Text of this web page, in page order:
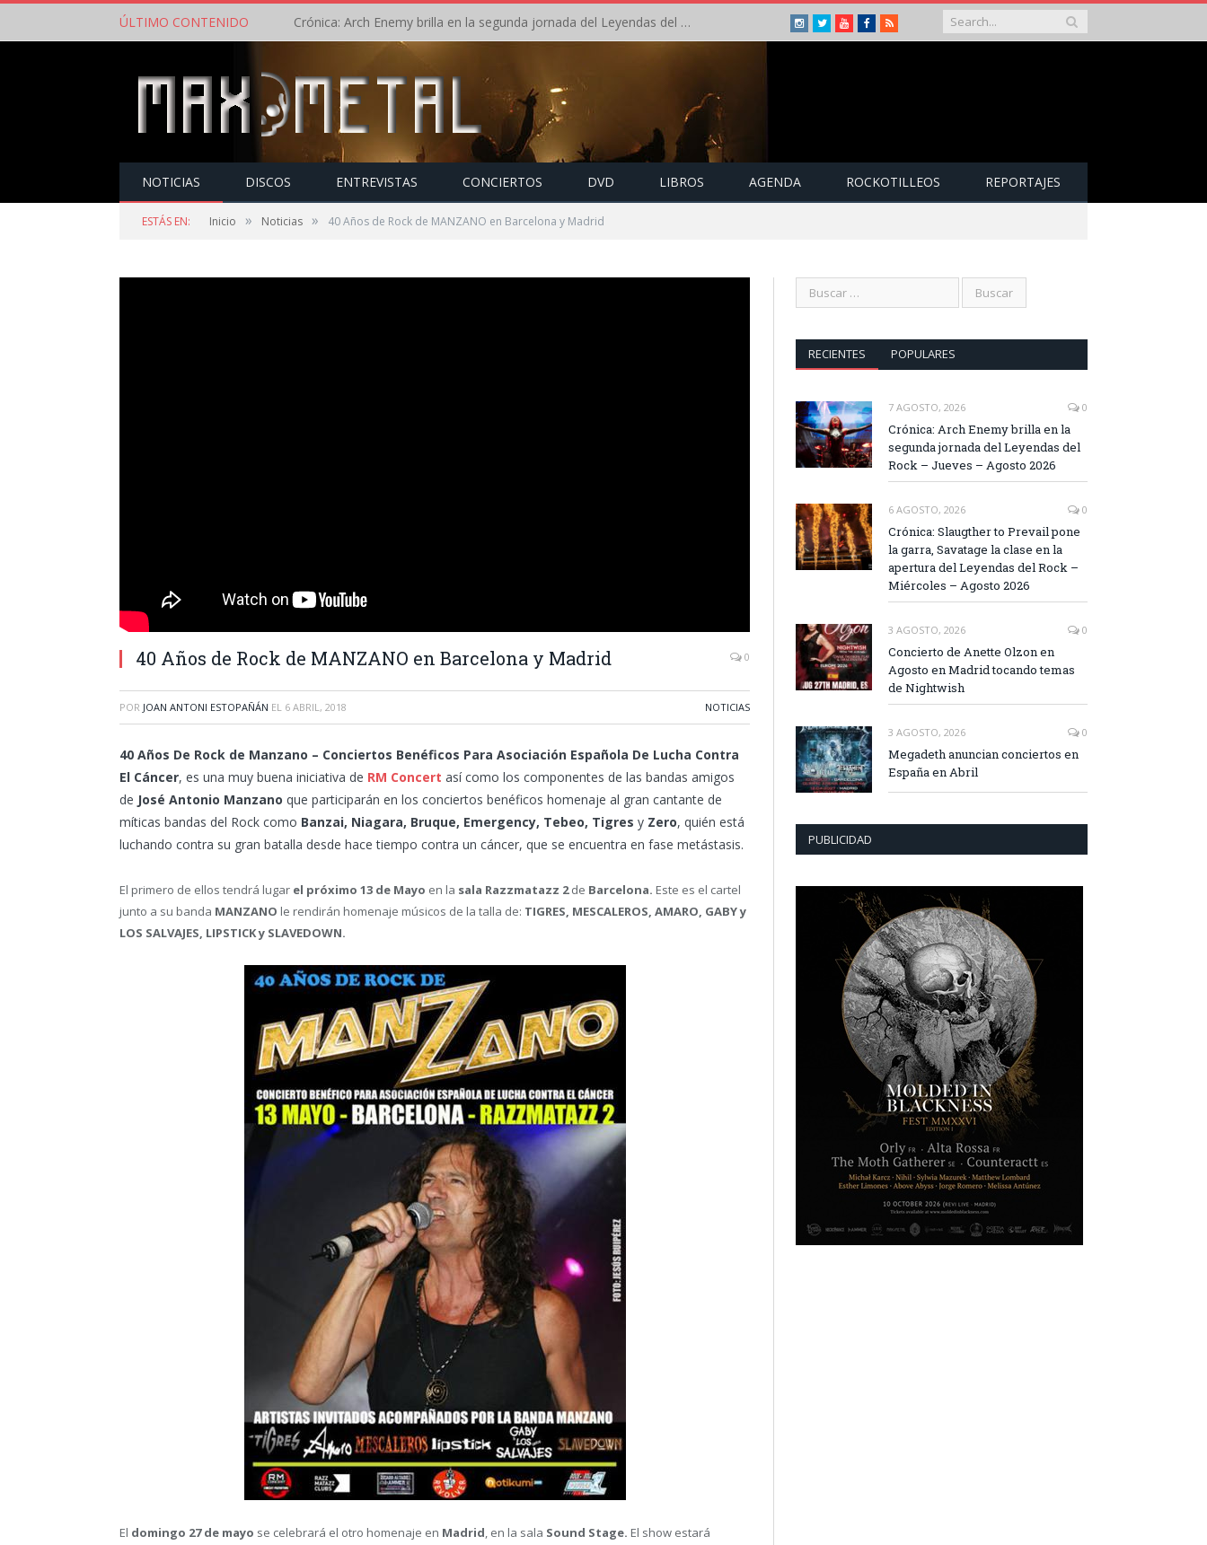
ÚLTIMO CONTENIDO Crónica: Arch Enemy brilla en la segunda jornada del Leyendas del Rock – Jueves – Agosto 2026 Instagram
TwitterYoutubeFacebook
RSS
NOTICIAS DISCOS ENTREVISTAS CONCIERTOS DVD LIBROS AGENDA ROCKOTILLEOS REPORTAJES
ESTÁS EN: Inicio » Noticias » 40 Años de Rock de MANZANO en Barcelona y Madrid
40 Años de Rock de MANZANO en Barcelona y Madrid 0
POR JOAN ANTONI ESTOPAÑÁN EL 6 ABRIL, 2018 NOTICIAS
40 Años De Rock de Manzano – Conciertos Benéficos Para Asociación Española De Lucha Contra
El Cáncer, es una muy buena iniciativa de RM Concert así como los componentes de las bandas amigos
de José Antonio Manzano que participarán en los conciertos benéficos homenaje al gran cantante de
míticas bandas del Rock como Banzai, Niagara, Bruque, Emergency, Tebeo, Tigres y Zero, quién está
luchando contra su gran batalla desde hace tiempo contra un cáncer, que se encuentra en fase metástasis.
El primero de ellos tendrá lugar el próximo 13 de Mayo en la sala Razzmatazz 2de Barcelona. Este es el cartel
junto a su banda MANZANO le rendirán homenaje músicos de la talla de: TIGRES, MESCALEROS, AMARO, GABY y
LOS SALVAJES, LIPSTICK y SLAVEDOWN.
El domingo 27 de mayo se celebrará el otro homenaje en Madrid, en la sala Sound Stage. El show estará
RECIENTES POPULARES
7 AGOSTO, 2026 0
Crónica: Arch Enemy brilla en la
segunda jornada del Leyendas del
Rock – Jueves – Agosto 2026
6 AGOSTO, 2026 0
Crónica: Slaugther to Prevail pone
la garra, Savatage la clase en la
apertura del Leyendas del Rock –
Miércoles – Agosto 2026
3 AGOSTO, 2026 0
Concierto de Anette Olzon en
Agosto en Madrid tocando temas
de Nightwish
3 AGOSTO, 2026 0
Megadeth anuncian conciertos en
España en Abril
PUBLICIDAD